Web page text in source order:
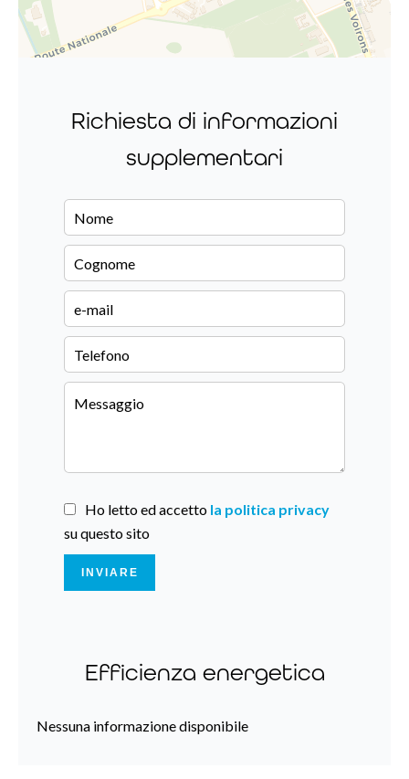
Richiesta di informazioni
supplementari
Ho letto ed accetto la politica privacy
su questo sito
INVIARE
Efficienza energetica
Nessuna informazione disponibile